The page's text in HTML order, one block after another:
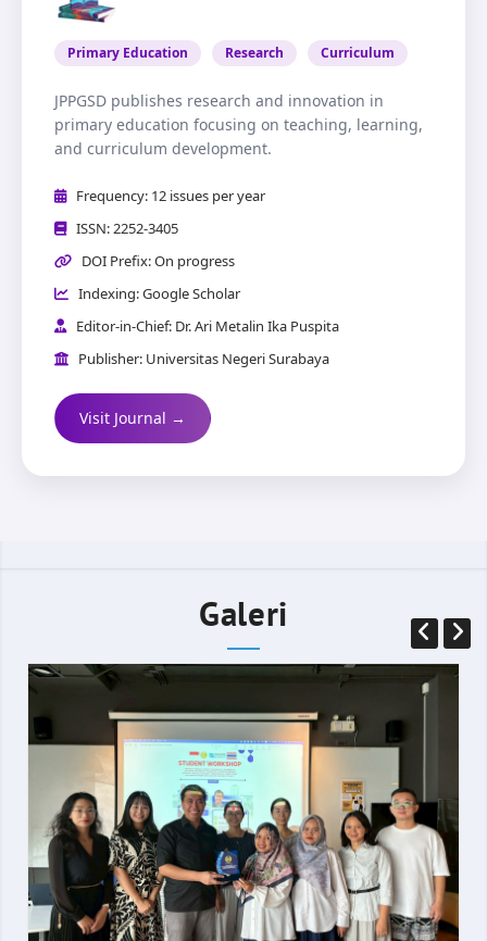
Primary Education Research Curriculum
JPPGSD publishes research and innovation in
primary education focusing on teaching, learning,
and curriculum development.
Frequency: 12 issues per year
ISSN: 2252-3405
DOI Prefix: On progress
Indexing: Google Scholar
Editor-in-Chief: Dr. Ari Metalin Ika Puspita
Publisher: Universitas Negeri Surabaya
Visit Journal →
Galeri